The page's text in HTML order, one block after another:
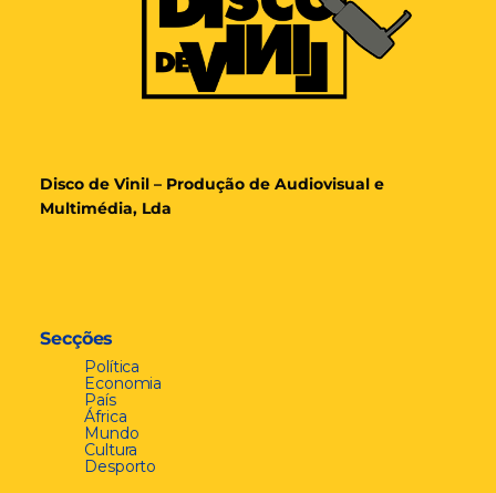
Disco de Vinil – Produção de Audiovisual e
Multimédia, Lda
Secções
Política
Economia
País
África
Mundo
Cultura
Desporto